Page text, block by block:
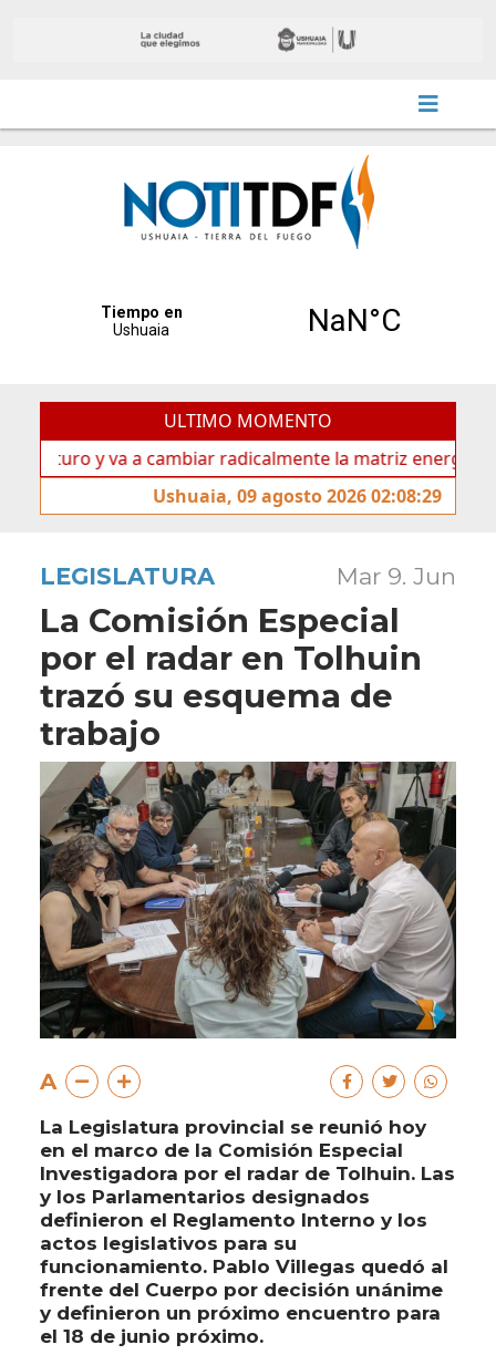
ULTIMO MOMENTO
y va a cambiar radicalmente la matriz energética de
Ushuaia, 09 agosto 2026 02:08:29
LEGISLATURA Mar 9. Jun
La Comisión Especial
por el radar en Tolhuin
trazó su esquema de
trabajo
A
La Legislatura provincial se reunió hoy
en el marco de la Comisión Especial
Investigadora por el radar de Tolhuin. Las
y los Parlamentarios designados
definieron el Reglamento Interno y los
actos legislativos para su
funcionamiento. Pablo Villegas quedó al
frente del Cuerpo por decisión unánime
y definieron un próximo encuentro para
el 18 de junio próximo.